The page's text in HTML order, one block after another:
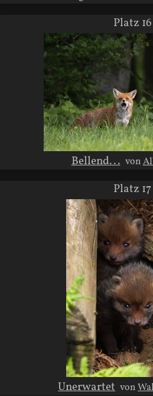
Platz 16
Bellend... von
Platz 17
Unerwartet von